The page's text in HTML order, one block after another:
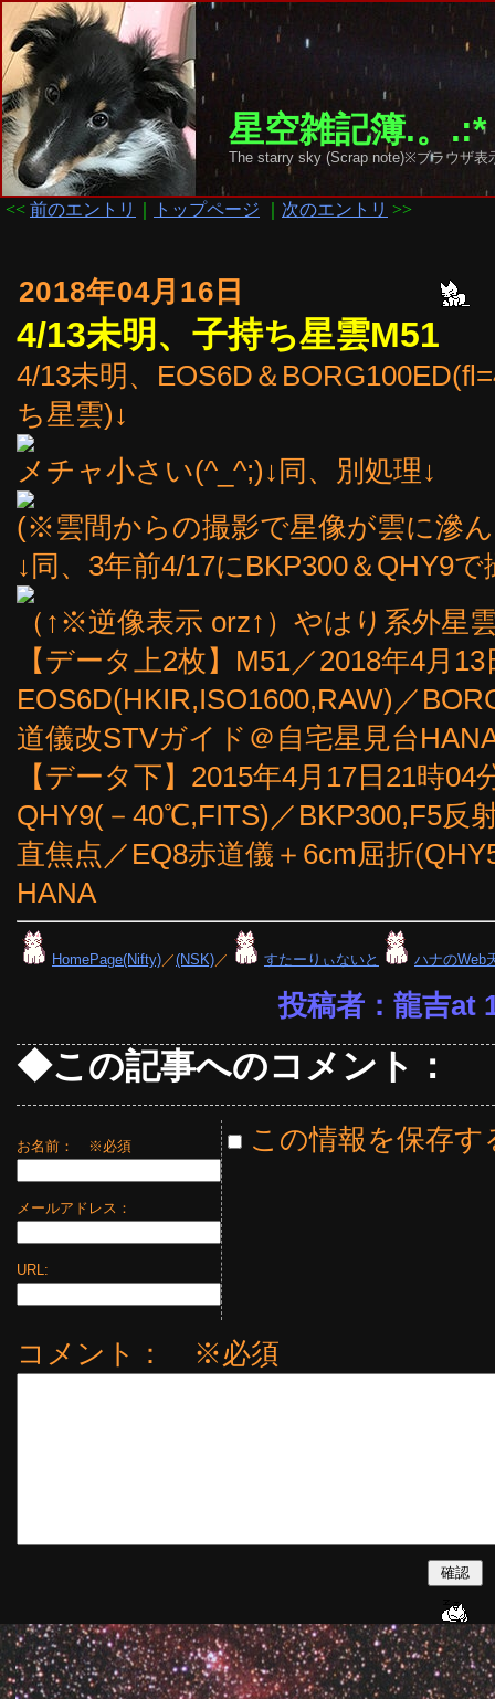
星空雑記簿.。
The starry sky (Scrap note)※ブラウザ
<< 前のエントリ トップページ 次のエントリ >>
2018年04月16日
4/13未明、子持ち星雲M51
4/13未明、EOS6D＆
ち星雲)↓
メチャ小さい(^_^;)↓同、別処理↓
(※雲間からの撮影で星像が雲に滲
↓同、3年前4/17にBKP300＆QHY9
（↑※逆像表示 orz↑）やはり系外星
【データ上2枚】M51／2018年4月
EOS6D(HKIR,ISO1600,RAW)／
道儀改STVガイド＠自宅星見台
【データ下】2015年4月17日21時
QHY9(－40℃,FITS)／BKP300,F5反
直焦点／EQ8赤道儀＋6cm屈折
HANA
HomePage(Nifty)／(NSK)／ すたーりぃないと ハナのWeb
投稿者：龍吉at
◆この記事へのコメント：
お名前： ※必須
メールアドレス：
URL:
この情報を保存す
コメント： ※必須